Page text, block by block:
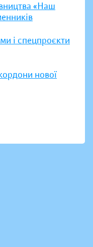
«Наш
і спецпроєкти
нової